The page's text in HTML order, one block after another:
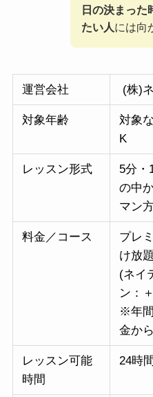
日の決まった
たい人には向
運営会社 (株)
対象年齢
対象
K
レッスン形式
5分・
の中
マン
料金／コース
プレ
け放
(ネイ
ン：
※年
金か
レッスン可能
時間
24時